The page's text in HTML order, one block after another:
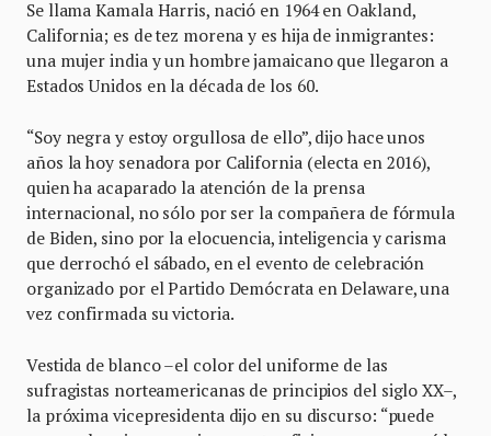
Se llama Kamala Harris, nació en 1964 en Oakland,
California; es de tez morena y es hija de inmigrantes:
una mujer india y un hombre jamaicano que llegaron a
Estados Unidos en la década de los 60.
“Soy negra y estoy orgullosa de ello”, dijo hace unos
años la hoy senadora por California (electa en 2016),
quien ha acaparado la atención de la prensa
internacional, no sólo por ser la compañera de fórmula
de Biden, sino por la elocuencia, inteligencia y carisma
que derrochó el sábado, en el evento de celebración
organizado por el Partido Demócrata en Delaware, una
vez confirmada su victoria.
Vestida de blanco –el color del uniforme de las
sufragistas norteamericanas de principios del siglo XX–,
la próxima vicepresidenta dijo en su discurso: “puede